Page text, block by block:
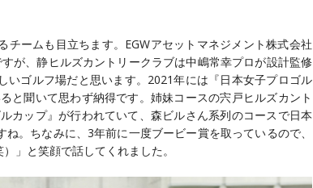
ームも目立ちます。EGWアセットマネジメント株式会社
が、静ヒルズカントリークラブは中嶋常幸プロが設計監修
いゴルフ場だと思います。2021年には『日本女子プロゴル
と聞いて思わず納得です。姉妹コースの宍戸ヒルズカント
カップ』が行われていて、森ビルさん系列のコースで日本
。ちなみに、3年前に一度ブービー賞を取っているので、
」と笑顔で話してくれました。